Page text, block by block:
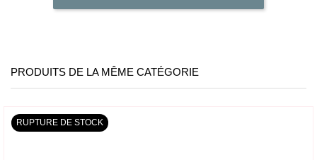
PRODUITS DE LA MÊME CATÉGORIE
RUPTURE DE STOCK